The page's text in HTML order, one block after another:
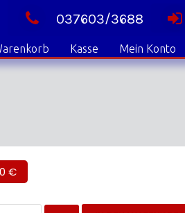
037603/3688
Kasse Mein Konto
€